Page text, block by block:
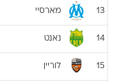
13 מארסיי
14 נאנט
15 לוריין